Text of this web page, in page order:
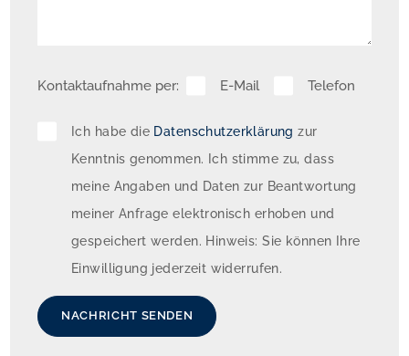
ausgestattet und bietet damit hohen Wohnkomfort.
Die hohen Decken verleihen der Wohnung ein
besonders angenehmes Raumgefühl. Dank der
ruhigen Lage zum Innenhof genießen Sie eine
entspannte Wohnatmosphäre, während Sie
gleichzeitig von der hervorragenden Infrastruktur
und dem urbanen Flair des beliebten Bezirks
Friedrichshain-Kreuzberg profitieren.
Kontaktaufnahme per: E-Mail Telefon
Ich habe die Datenschutzerklärung zur
Kenntnis genommen. Ich stimme zu, dass
meine Angaben und Daten zur Beantwortung
meiner Anfrage elektronisch erhoben und
gespeichert werden. Hinweis: Sie können Ihre
Einwilligung jederzeit widerrufen.
NACHRICHT SENDEN